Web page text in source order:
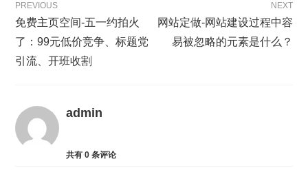
PREVIOUS
免费主页空间-五一约拍火
了：99元低价竞争、标题党
引流、开班收割
NEXT
网站定做-网站建设过程中容
易被忽略的元素是什么？
admin
共有0 条评论